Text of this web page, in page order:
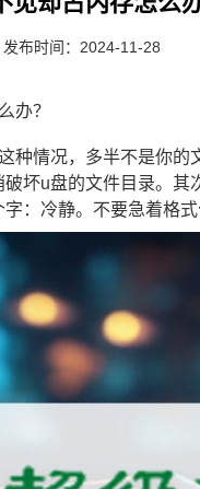
发布时间：2024-11-28
办？
种情况，多半不是你
坏u盘的文件目录。
：冷静。不要急着格式